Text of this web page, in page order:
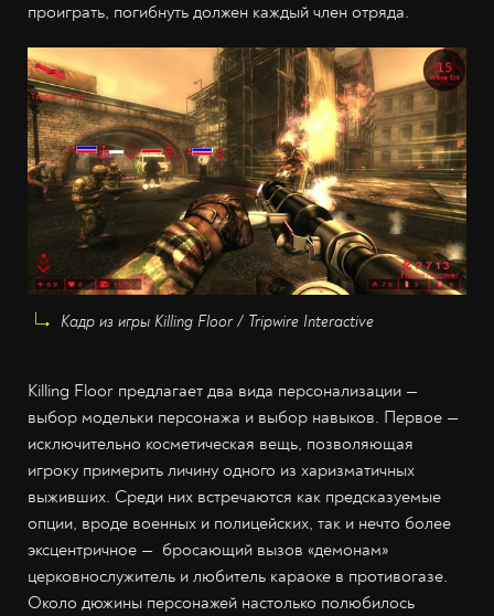
проиграть, погибнуть должен каждый член отряда.
Кадр из игры Killing Floor / Tripwire Interactive
Killing Floor предлагает два вида персонализации —
выбор модельки персонажа и выбор навыков. Первое —
исключительно косметическая вещь, позволяющая
игроку примерить личину одного из харизматичных
выживших. Среди них встречаются как предсказуемые
опции, вроде военных и полицейских, так и нечто более
эксцентричное — бросающий вызов «демонам»
церковнослужитель и любитель караоке в противогазе.
Около дюжины персонажей настолько полюбилось